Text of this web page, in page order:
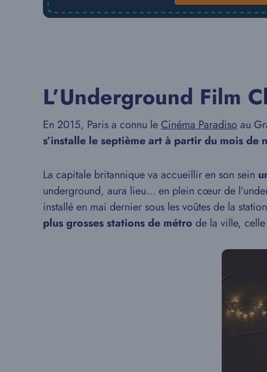
L’Underground Film
En 2015, Paris a connu leCinéma Paradiso au
s’installe le septième art à partir du mois de
La capitale britannique va accueillir en son sein
underground, aura lieu… en plein cœur de
installé en mai dernier sous les voûtes de la
plus grosses stations de métro de la ville,